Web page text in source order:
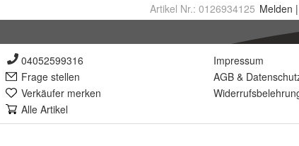
Artikel Nr.: 0126934125 Melden |
04052599316
Frage stellen
Verkäufer merken
Alle Artikel
Impressum
AGB &